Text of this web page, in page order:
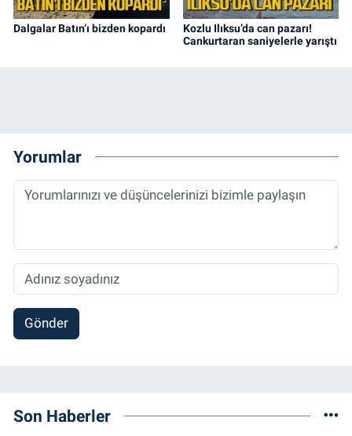
Dalgalar Batın’ı bizden kopardı
Kozlu Ilıksu’da can pazarı!
Cankurtaran saniyelerle yarıştı
Yorumlar
Gönder
Son Haberler